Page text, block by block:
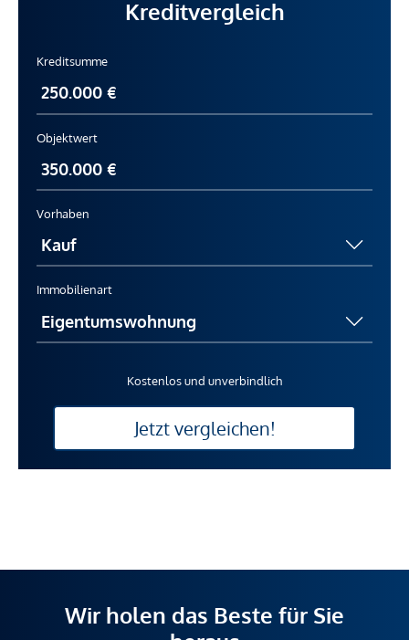
Kreditvergleich
Kreditsumme
Objektwert
Vorhaben
Immobilienart
Kostenlos und unverbindlich
Jetzt vergleichen!
Wir holen das Beste für Sie